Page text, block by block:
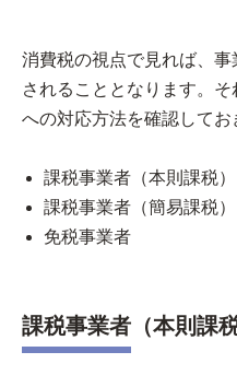
消費税の視点で見れば、
されることとなります。
への対応方法を確認してお
課税事業者（本則課税）
課税事業者（簡易課税）
免税事業者
課税事業者（本則課税